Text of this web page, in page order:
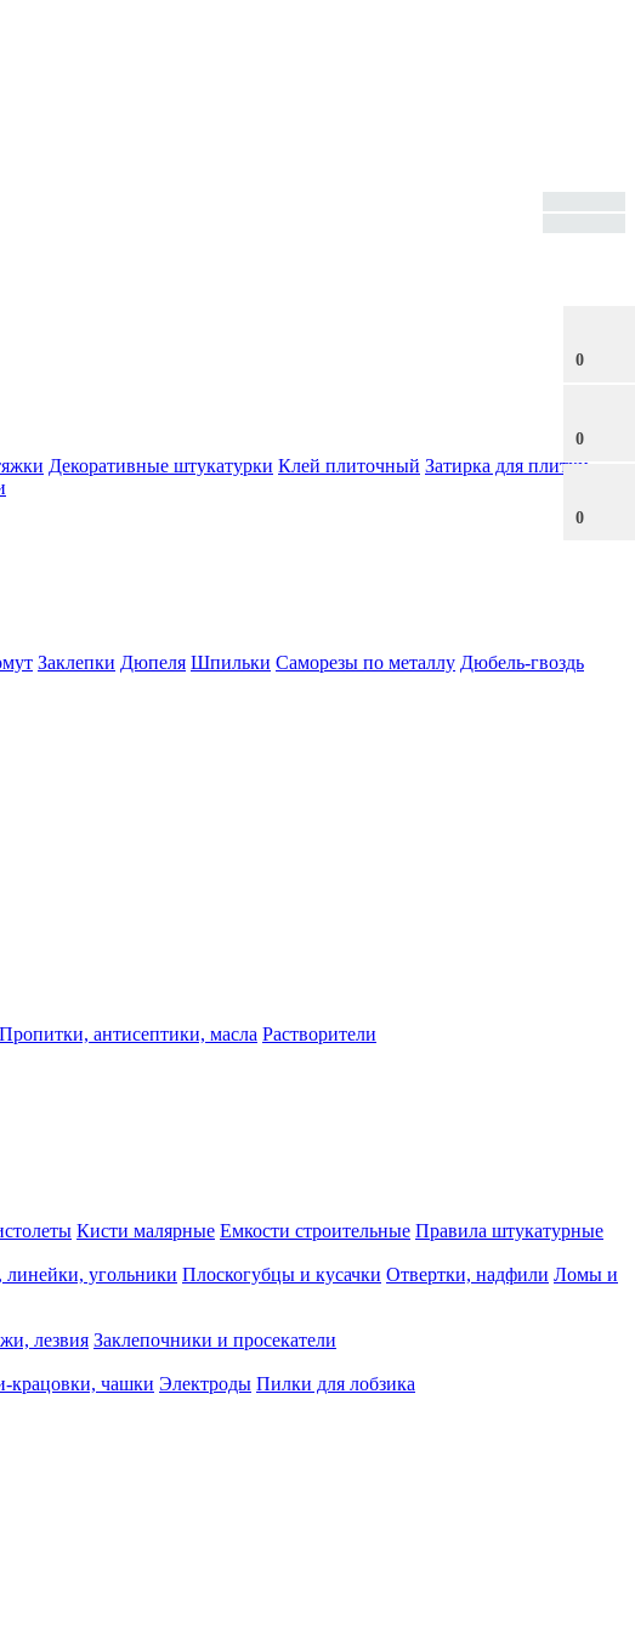
0
0
0
Декоративные штукатурки Клей плиточный Затирка для плитки
Заклепки Дюпеля Шпильки Саморезы по металлу Дюбель-гвоздь
Пропитки, антисептики, масла Растворители
Кисти малярные Емкости строительные Правила штукатурные
линейки, угольники Плоскогубцы и кусачки Отвертки, надфили Ломы и
лезвия Заклепочники и просекатели
крацовки, чашки Электроды Пилки для лобзика